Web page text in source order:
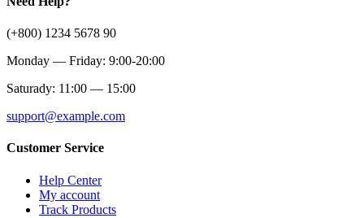
(+800) 1234 5678 90
Monday — Friday: 9:00-20:00
Saturady: 11:00 — 15:00
support@example.com
Customer Service
Help Center
My account
Track Products